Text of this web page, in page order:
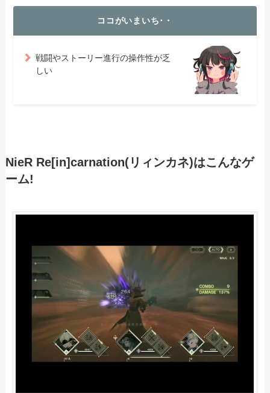
ココがいまいち･・
戦闘やストーリー進行の操作性が乏
しい
NieR Re[in]carnation(リィンカネ)はこんなゲ
ーム!